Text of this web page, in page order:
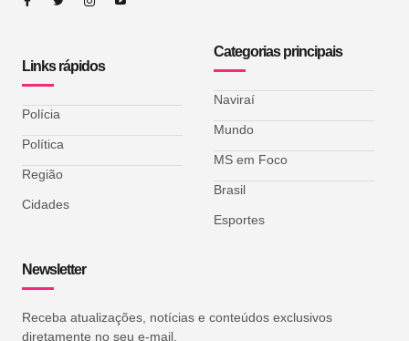
Links rápidos
Polícia
Política
Região
Cidades
Categorias principais
Naviraí
Mundo
MS em Foco
Brasil
Esportes
Newsletter
Receba atualizações, notícias e conteúdos exclusivos
diretamente no seu e-mail.